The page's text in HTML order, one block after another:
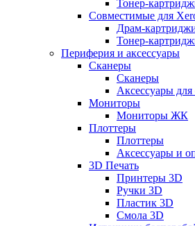
Тонер-
Совместимые для
Драм-
Тонер-
Периферия и аксессуары
Сканеры
Сканеры
Аксессуары для
Мониторы
Мониторы ЖК
Плоттеры
Плоттеры
Аксессуары и
3D Печать
Принтеры 3D
Ручки 3D
Пластик 3D
Смола 3D